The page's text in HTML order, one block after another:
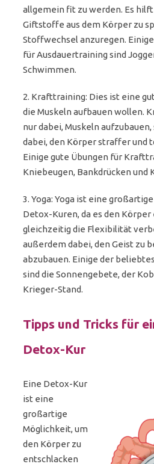
allgemein fit zu werden. Es
Giftstoffe aus dem Körper zu
Stoffwechsel anzuregen.
für Ausdauertraining sind
Schwimmen.
2. Krafttraining: Dies ist eine
die Muskeln aufbauen wollen.
nur dabei, Muskeln
dabei, den Körper straffer und
Einige gute Übungen für
Kniebeugen, Bankdrücken und
3. Yoga: Yoga ist eine
Detox-Kuren, da es den
gleichzeitig die Flexibilität
außerdem dabei, den Geist zu
abzubauen. Einige der
sind die Sonnengebete, der
Krieger-Stand.
Tipps und Tricks für
Detox-Kur
Eine Detox-Kur
ist eine
großartige
Möglichkeit, um
den Körper zu
entschlacken